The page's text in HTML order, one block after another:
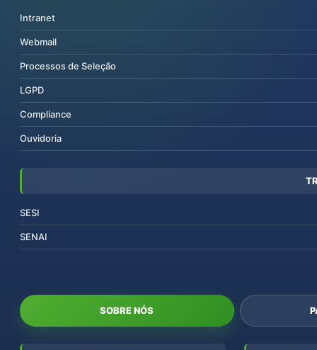
Intranet
Webmail
Processos de Seleção
LGPD
Compliance
Ouvidoria
SESI
SENAI
SOBRE NÓS